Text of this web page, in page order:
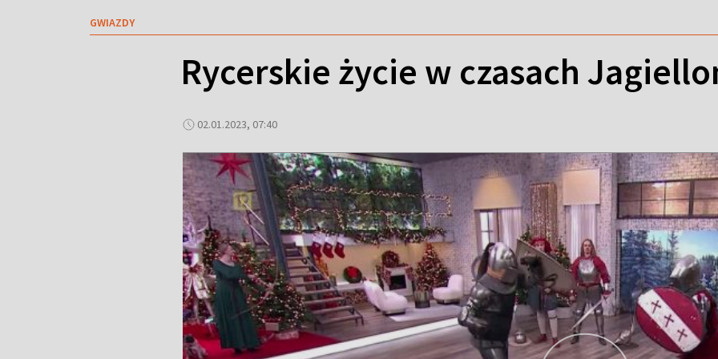
GWIAZDY
Rycerskie życie w czasach
02.01.2023, 07:40